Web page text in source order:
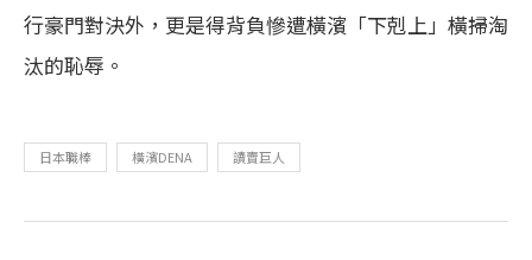
行豪門對決外，更是得背負慘遭橫濱「下剋上」橫掃淘
汰的恥辱。
日本職棒 橫濱DENA 讀賣巨人